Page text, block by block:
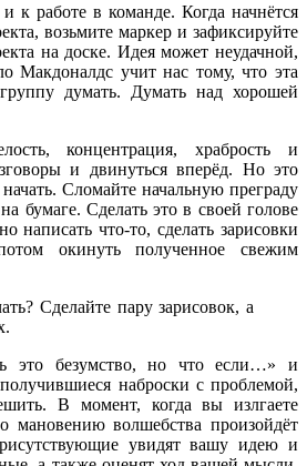
к работе в команде. Когда начнётся
возьмите маркер и зафиксируйте
на доске. Идея может неудачной,
Макдоналдс учит нас тому, что эта
думать. Думать над хорошей
концентрация, храбрость и
и двинуться вперёд. Но это
Сломайте начальную преграду
бумаге. Сделать это в своей голове
написать что-то, сделать зарисовки
окинуть полученное свежим
Сделайте пару зарисовок, а
это безумство, но что если…» и
наброски с проблемой,
В момент, когда вы излгаете
мановению волшебства произойдёт
увидят вашу идею и